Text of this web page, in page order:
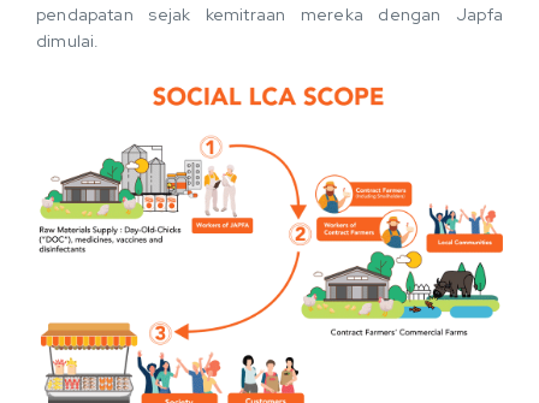
pendapatan sejak kemitraan mereka dengan Japfa
dimulai.